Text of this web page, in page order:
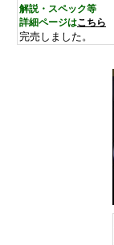
解説・スペック等
詳細ページはこちら
完売しました。